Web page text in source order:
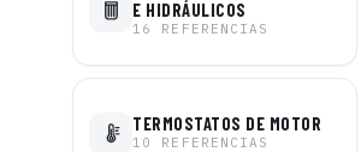
E HIDRÁULICOS
16 REFERENCIAS
TERMOSTATOS DE MOTOR
10 REFERENCIAS